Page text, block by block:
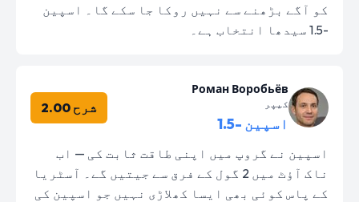
کو آگے بڑھنے سے نہیں روکا جا سکے گا۔ اسپین
-1.5 سیدھا انتخاب ہے۔
Роман Воробьёв
کیپر
اسپین -1.5
شرح 2.00
اسپین نے گروپ میں اپنی طاقت ثابت کی — اب
ناک آؤٹ میں 2 گول کے فرق سے جیتیں گے۔ آسٹریا
کے پاس کوئی بھی ایسا کھلاڑی نہیں جو اسپین کی